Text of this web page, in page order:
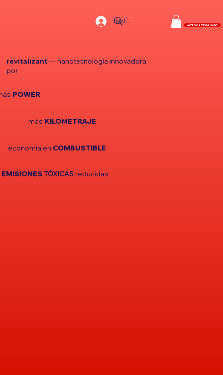
Iniciar Sesión
POWER
más KILOMETRAJE
economía en COMBUSTIBLE
EMISIONESTÓXICAS reducidas
revitalizant— nanotecnología innovadora
por
ACCESO A TIENDA XADO